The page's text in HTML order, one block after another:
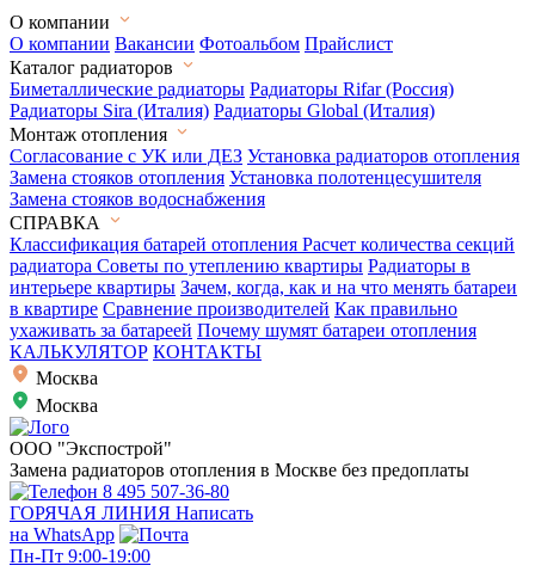
О компании
О компании Вакансии Фотоальбом Прайслист
Каталог радиаторов
Биметаллические радиаторы Радиаторы Rifar (Россия)
Радиаторы Sira (Италия) Радиаторы Global (Италия)
Монтаж отопления
Согласование с УК или ДЕЗ Установка радиаторов отопления
Замена стояков отопления Установка полотенцесушителя
Замена стояков водоснабжения
СПРАВКА
Классификация батарей отопления Расчет количества секций
радиатора Советы по утеплению квартиры Радиаторы в
интерьере квартиры Зачем, когда, как и на что менять батареи
в квартире Сравнение производителей Как правильно
ухаживать за батареей Почему шумят батареи отопления
КАЛЬКУЛЯТОР КОНТАКТЫ
Москва
Москва
ООО "Экспострой"
Замена радиаторов отопления в Москве без предоплаты
8 495 507-36-80
ГОРЯЧАЯ ЛИНИЯ Написать
на WhatsApp
Пн-Пт 9:00-19:00